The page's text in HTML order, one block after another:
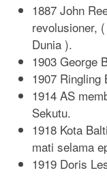
1887 John
revolusioner,
Dunia ).
1903 George
1907 Ringling
1914 AS
Sekutu.
1918 Kota
mati selama
1919 Doris